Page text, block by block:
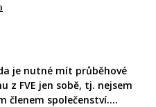
je nutné mít průběhové
z FVE jen sobě, tj. nejsem
členem společenství....